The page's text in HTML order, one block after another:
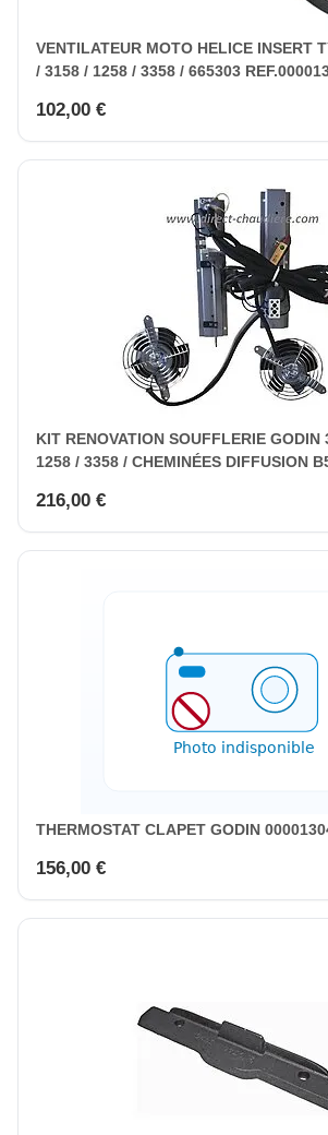
VENTILATEUR MOTO HELICE INSERT
/ 3158 / 1258 / 3358 / 665303
102,00 €
KIT RENOVATION SOUFFLERIE GODIN
1258 / 3358 / CHEMINÉES DIFFUSION
216,00 €
THERMOSTAT CLAPET GODIN
156,00 €